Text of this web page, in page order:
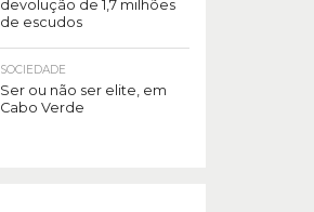
devolução de 1,7 milhões
de escudos
SOCIEDADE
Ser ou não ser elite, em
Cabo Verde